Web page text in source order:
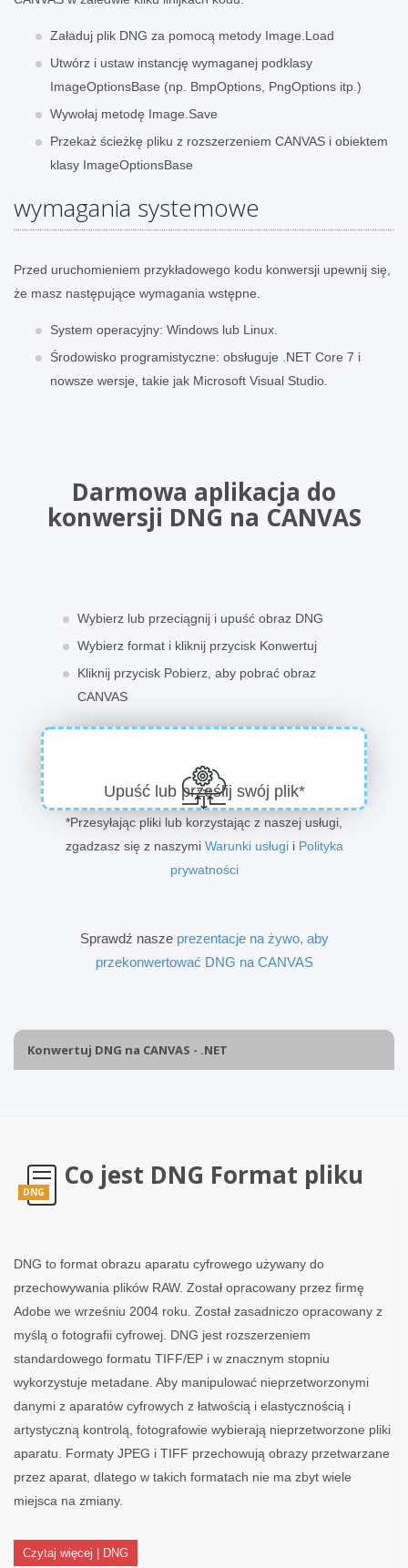
Załaduj plik DNG za pomocą metody Image.Load
Utwórz i ustaw instancję wymaganej podklasy
ImageOptionsBase (np. BmpOptions, PngOptions itp.)
Wywołaj metodę Image.Save
Przekaż ścieżkę pliku z rozszerzeniem CANVAS i obiektem
klasy ImageOptionsBase
wymagania systemowe
Przed uruchomieniem przykładowego kodu konwersji upewnij się,
że masz następujące wymagania wstępne.
System operacyjny: Windows lub Linux.
Środowisko programistyczne: obsługuje .NET Core 7 i
nowsze wersje, takie jak Microsoft Visual Studio.
Darmowa aplikacja do
konwersji DNG na CANVAS
Wybierz lub przeciągnij i upuść obraz DNG
Wybierz format i kliknij przycisk Konwertuj
Kliknij przycisk Pobierz, aby pobrać obraz
CANVAS
Upuść lub prześlij swój plik*
*Przesyłając pliki lub korzystając z naszej usługi,
zgadzasz się z naszymi Warunki usługii Polityka
prywatności
Sprawdź nasze prezentacje na żywo, aby
przekonwertować DNG na CANVAS
Konwertuj DNG na CANVAS - .NET
DNG
Co jest DNG Format pliku
DNG to format obrazu aparatu cyfrowego używany do
przechowywania plików RAW. Został opracowany przez firmę
Adobe we wrześniu 2004 roku. Został zasadniczo opracowany z
myślą o fotografii cyfrowej. DNG jest rozszerzeniem
standardowego formatu TIFF/EP i w znacznym stopniu
wykorzystuje metadane. Aby manipulować nieprzetworzonymi
danymi z aparatów cyfrowych z łatwością i elastycznością i
artystyczną kontrolą, fotografowie wybierają nieprzetworzone pliki
aparatu. Formaty JPEG i TIFF przechowują obrazy przetwarzane
przez aparat, dlatego w takich formatach nie ma zbyt wiele
miejsca na zmiany.
Czytaj więcej | DNG